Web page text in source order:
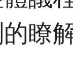
瞭